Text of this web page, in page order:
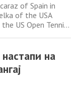
of Spain in
of the USA
US Open Tennis
2025. The US
24 August
BRIAN
тенисер Карлос
на